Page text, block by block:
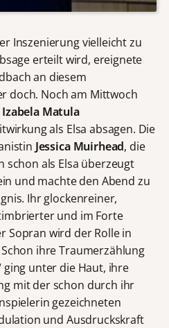
Inszenierung vielleicht zu
erteilt wird, ereignete
an diesem
doch. Noch am Mittwoch
Izabela Matula
als Elsa absagen. Die
Jessica Muirhead, die
schon als Elsa überzeugt
und machte den Abend zu
Ihr glockenreiner,
und im Forte
Sopran wird der Rolle in
ihre Traumerzählung
ging unter die Haut, ihre
mit der schon durch ihr
gezeichneten
und Ausdruckskraft